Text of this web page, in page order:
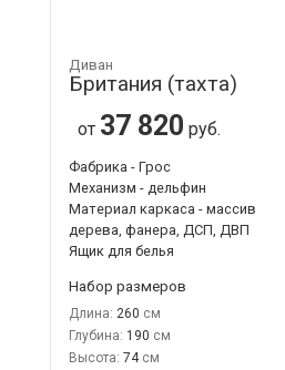
Диван
Британия (тахта)
от 37 820 руб.
Фабрика - Грос
Механизм - дельфин
Материал каркаса - массив
дерева, фанера, ДСП, ДВП
Ящик для белья
Набор размеров
Длина: 260
Глубина: 190
Высота: 74